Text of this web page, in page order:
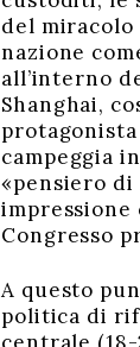
del miracolo
nazione
all’interno
Shanghai,
campeggia
«pensiero di
Congresso
A questo
politica di